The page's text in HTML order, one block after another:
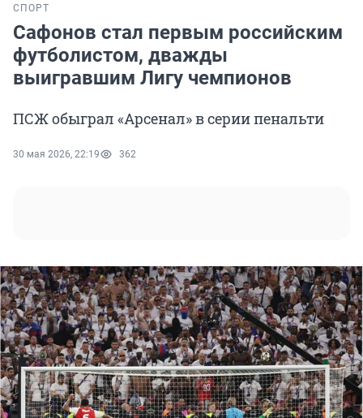
СПОРТ
Сафонов стал первым российским
футболистом, дважды
выигравшим Лигу чемпионов
ПСЖ обыграл «Арсенал» в серии пенальти
30 мая 2026, 22:19 362